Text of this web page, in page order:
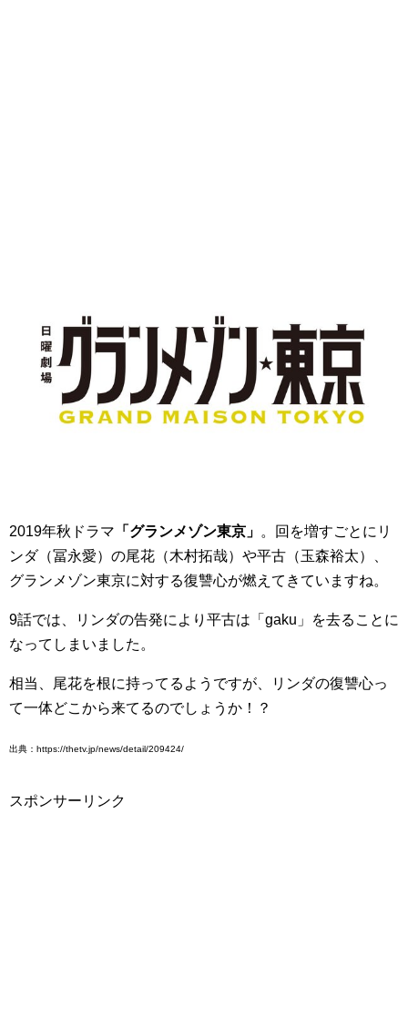
2019年秋ドラマ 「グランメゾン東京」 。回を増すごとにリ
ンダ（冨永愛）の尾花（木村拓哉）や平古（玉森裕太）、
グランメゾン東京に対する復讐心が燃えてきていますね。
9話では、リンダの告発により平古は「gaku」を去ることに
なってしまいました。
相当、尾花を根に持ってるようですが、リンダの復讐心っ
て一体どこから来てるのでしょうか！？
出典：https://thetv.jp/news/detail/209424/
スポンサーリンク